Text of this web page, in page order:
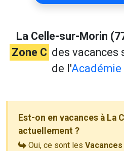
La Celle-sur-Morin
Zone C des vacances
de l'Académie
Est-on en vacances à La
actuellement ?
Oui, ce sont les Vacances